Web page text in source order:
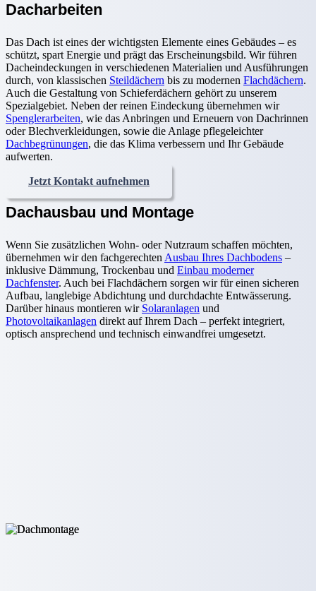
Dacharbeiten
Das Dach ist eines der wichtigsten Elemente eines Gebäudes – es
schützt, spart Energie und prägt das Erscheinungsbild. Wir führen
Dacheindeckungen in verschiedenen Materialien und Ausführungen
durch, von klassischen Steildächern bis zu modernen Flachdächern.
Auch die Gestaltung von Schieferdächern gehört zu unserem
Spezialgebiet. Neben der reinen Eindeckung übernehmen wir
Spenglerarbeiten, wie das Anbringen und Erneuern von Dachrinnen
oder Blechverkleidungen, sowie die Anlage pflegeleichter
Dachbegrünungen, die das Klima verbessern und Ihr Gebäude
aufwerten.
Jetzt Kontakt aufnehmen
Dachausbau und Montage
Wenn Sie zusätzlichen Wohn- oder Nutzraum schaffen möchten,
übernehmen wir den fachgerechten Ausbau Ihres Dachbodens –
inklusive Dämmung, Trockenbau und Einbau moderner
Dachfenster. Auch bei Flachdächern sorgen wir für einen sicheren
Aufbau, langlebige Abdichtung und durchdachte Entwässerung.
Darüber hinaus montieren wir Solaranlagen und
Photovoltaikanlagen direkt auf Ihrem Dach – perfekt integriert,
optisch ansprechend und technisch einwandfrei umgesetzt.